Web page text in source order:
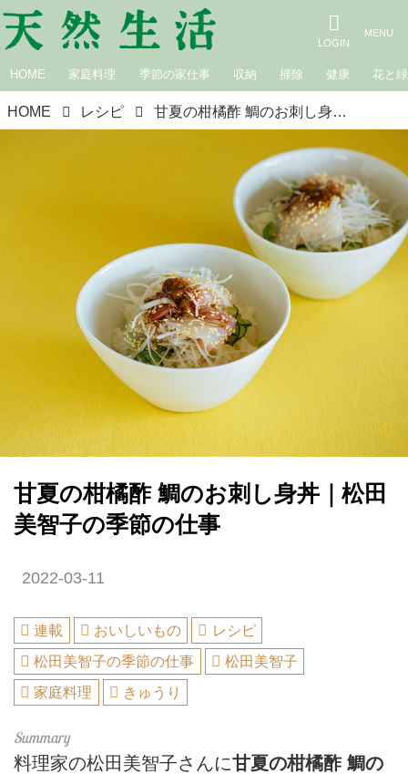
HOME 家庭料理 季節の家仕事 収納 掃除 健康 花と緑
HOME レシピ 甘夏の柑橘酢 鯛のお刺し身丼｜松田美智子の季節の仕事
甘夏の柑橘酢 鯛のお刺し身丼｜松田
美智子の季節の仕事
2022-03-11
連載 おいしいもの
レシピ
松田美智子の季節の仕事
松田美智子
家庭料理
きゅうり
料理家の松田美智子さんに甘夏の柑橘酢 鯛の